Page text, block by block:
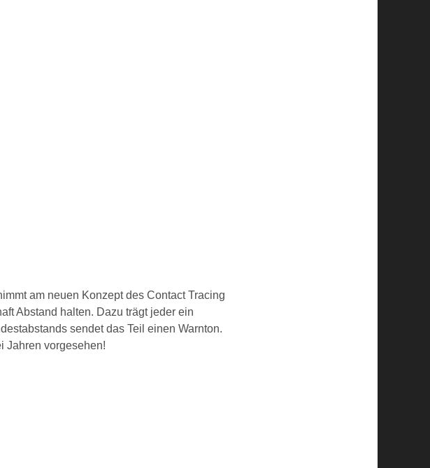
am neuen Konzept des Contact Tracing
Abstand halten. Dazu trägt jeder ein
sendet das Teil einen Warnton.
Jahren vorgesehen!